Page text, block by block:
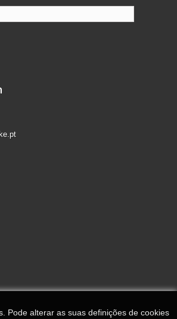
Pode alterar as suas definições de cookies